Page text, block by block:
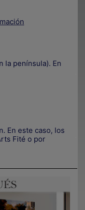
la península). En
En este caso, los
Fité o por